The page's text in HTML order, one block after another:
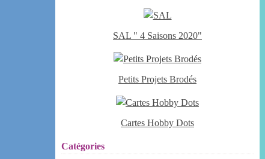
SAL " 4 Saisons 2020"
Petits Projets Brodés
Cartes Hobby Dots
Catégories